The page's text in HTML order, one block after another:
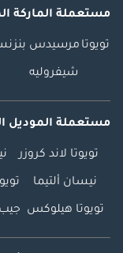
مستعملة الماركة
تويوتا مرسيدس بنز
شيفروليه
مستعملة الموديل
تويوتا لاند كروزر
نيسان ألتيما
تويوتا هيلوكس جيب